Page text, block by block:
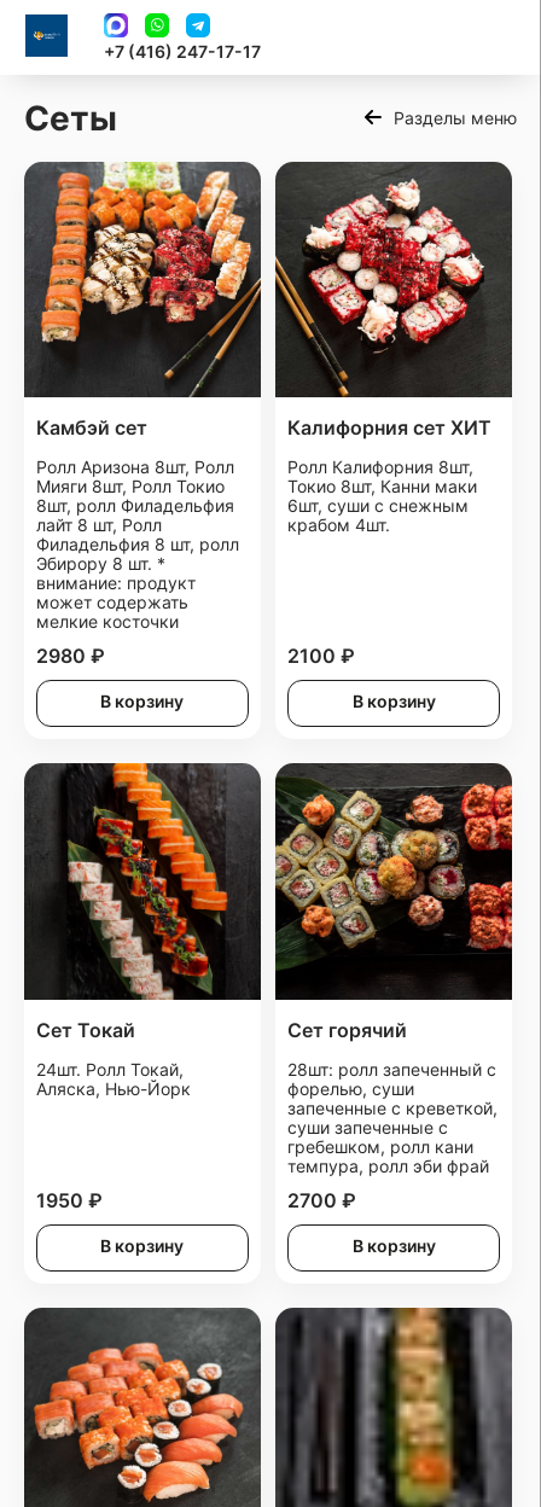
+7 (416) 247-17-17
Сеты Разделы меню
Камбэй сет
Ролл Аризона 8шт, Ролл
Мияги 8шт, Ролл Токио
8шт, ролл Филадельфия
лайт 8 шт, Ролл
Филадельфия 8 шт, ролл
Эбирору 8 шт. *
внимание: продукт
может содержать
мелкие косточки
2980 ₽
В корзину
Калифорния сет ХИТ
Ролл Калифорния 8шт,
Токио 8шт, Канни маки
6шт, суши с снежным
крабом 4шт.
2100 ₽
В корзину
Сет Токай
24шт. Ролл Токай,
Аляска, Нью-Йорк
1950 ₽
В корзину
Сет горячий
28шт: ролл запеченный с
форелью, суши
запеченные с креветкой,
суши запеченные с
гребешком, ролл кани
темпура, ролл эби фрай
2700 ₽
В корзину